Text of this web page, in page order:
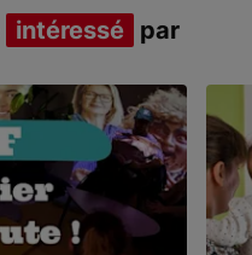
intéressé par